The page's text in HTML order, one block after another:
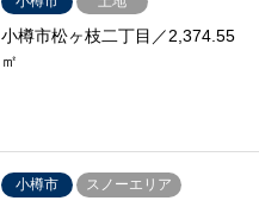
小樽市松ヶ枝二丁目／2,374.55
㎡
小樽市 スノーエリア